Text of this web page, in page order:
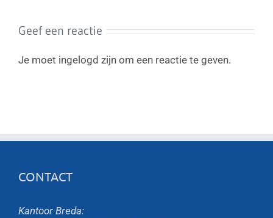
Geef een reactie
Je moet ingelogd zijn om een reactie te geven.
CONTACT
Kantoor Breda: